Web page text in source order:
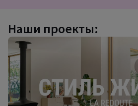
Наши проекты:
Блог
уюте